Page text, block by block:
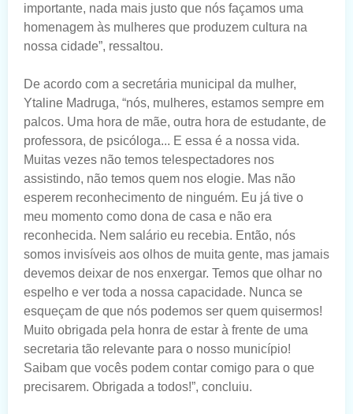
importante, nada mais justo que nós façamos uma
homenagem às mulheres que produzem cultura na
nossa cidade”, ressaltou.
De acordo com a secretária municipal da mulher,
Ytaline Madruga, “nós, mulheres, estamos sempre em
palcos. Uma hora de mãe, outra hora de estudante, de
professora, de psicóloga... E essa é a nossa vida.
Muitas vezes não temos telespectadores nos
assistindo, não temos quem nos elogie. Mas não
esperem reconhecimento de ninguém. Eu já tive o
meu momento como dona de casa e não era
reconhecida. Nem salário eu recebia. Então, nós
somos invisíveis aos olhos de muita gente, mas jamais
devemos deixar de nos enxergar. Temos que olhar no
espelho e ver toda a nossa capacidade. Nunca se
esqueçam de que nós podemos ser quem quisermos!
Muito obrigada pela honra de estar à frente de uma
secretaria tão relevante para o nosso município!
Saibam que vocês podem contar comigo para o que
precisarem. Obrigada a todos!”, concluiu.